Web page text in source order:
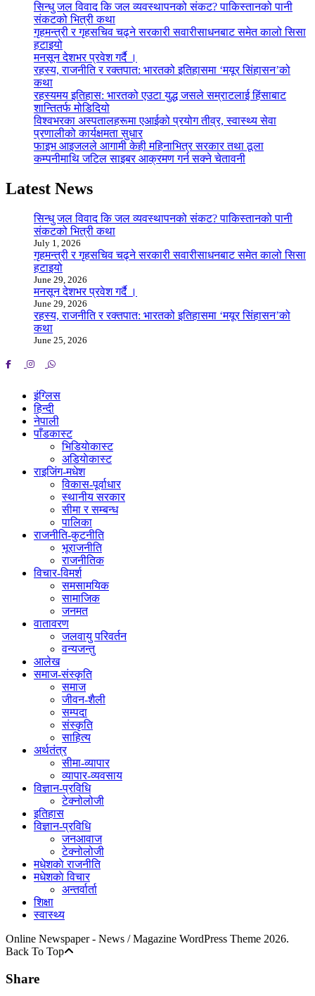
सिन्धु जल विवाद कि जल व्यवस्थापनको संकट? पाकिस्तानको पानी
संकटको भित्री कथा
गृहमन्त्री र गृहसचिव चढ्ने सरकारी सवारीसाधनबाट समेत कालो सिसा
हटाइयो
मनसून देशभर प्रवेश गर्दै ।
रहस्य, राजनीति र रक्तपात: भारतको इतिहासमा ‘मयूर सिंहासन’को
कथा
रहस्यमय इतिहास: भारतको एउटा युद्ध जसले सम्राटलाई हिंसाबाट
शान्तितर्फ मोडिदियो
विश्वभरका अस्पतालहरूमा एआईको प्रयोग तीव्र, स्वास्थ्य सेवा
प्रणालीको कार्यक्षमता सुधार
फाइभ आइजलले आगामी केही महिनाभित्र सरकार तथा ठूला
कम्पनीमाथि जटिल साइबर आक्रमण गर्न सक्ने चेतावनी
Latest News
सिन्धु जल विवाद कि जल व्यवस्थापनको संकट? पाकिस्तानको पानी
संकटको भित्री कथा
July 1, 2026
गृहमन्त्री र गृहसचिव चढ्ने सरकारी सवारीसाधनबाट समेत कालो सिसा
हटाइयो
June 29, 2026
मनसून देशभर प्रवेश गर्दै ।
June 29, 2026
रहस्य, राजनीति र रक्तपात: भारतको इतिहासमा ‘मयूर सिंहासन’को
कथा
June 25, 2026
इंग्लिस
हिन्दी
नेपाली
पाँडकास्ट
भिडियाेकास्ट
अडियाेकास्ट
राइजिंग-मधेश
विकास-पूर्वाधार
स्थानीय सरकार
सीमा र सम्बन्ध
पालिका
राजनीति-कुटनीति
भूराजनीति
राजनीतिक
विचार-विमर्श
समसामयिक
सामाजिक
जनमत
वातावरण
जलवायु परिवर्तन
वन्यजन्तु
आलेख
समाज-संस्कृति
समाज
जीवन-शैली
सम्पदा
संस्कृति
साहित्य
अर्थतंत्र
सीमा-व्यापार
व्यापार-व्यवसाय
विज्ञान-प्रविधि
टेक्नोलोजी
इतिहास
विज्ञान-प्रविधि
जनआवाज
टेक्नोलोजी
मधेशकाे राजनीति
मधेशकाे विचार
अन्तर्वार्ता
शिक्षा
स्वास्थ्य
Online Newspaper - News / Magazine WordPress Theme 2026.
Back To Top
Share